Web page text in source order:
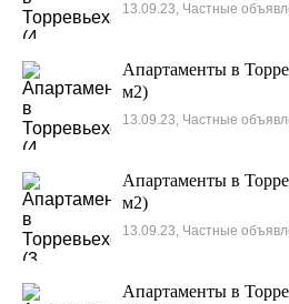
Апартаменты в
м2)
Апартаменты в
м2)
Апартаменты в